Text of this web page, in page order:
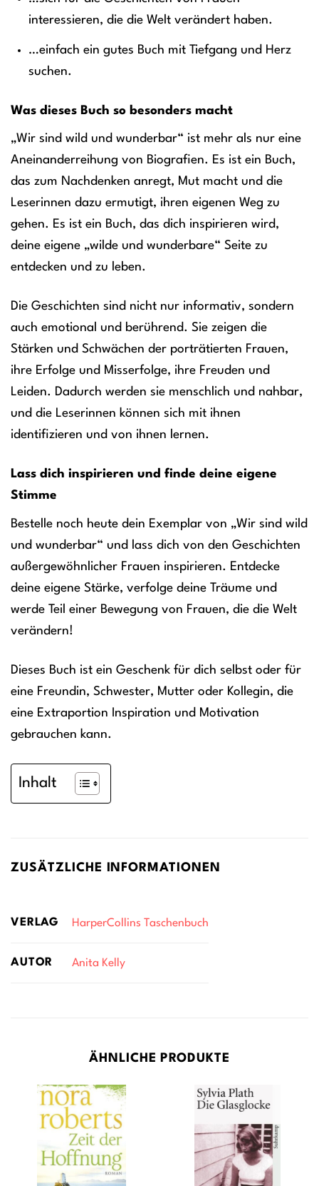
interessieren, die die Welt verändert haben.
…einfach ein gutes Buch mit Tiefgang und Herz
suchen.
Was dieses Buch so besonders macht
„Wir sind wild und wunderbar“ ist mehr als nur eine
Aneinanderreihung von Biografien. Es ist ein Buch,
das zum Nachdenken anregt, Mut macht und die
Leserinnen dazu ermutigt, ihren eigenen Weg zu
gehen. Es ist ein Buch, das dich inspirieren wird,
deine eigene „wilde und wunderbare“ Seite zu
entdecken und zu leben.
Die Geschichten sind nicht nur informativ, sondern
auch emotional und berührend. Sie zeigen die
Stärken und Schwächen der porträtierten Frauen,
ihre Erfolge und Misserfolge, ihre Freuden und
Leiden. Dadurch werden sie menschlich und nahbar,
und die Leserinnen können sich mit ihnen
identifizieren und von ihnen lernen.
Lass dich inspirieren und finde deine eigene
Stimme
Bestelle noch heute dein Exemplar von „Wir sind wild
und wunderbar“ und lass dich von den Geschichten
außergewöhnlicher Frauen inspirieren. Entdecke
deine eigene Stärke, verfolge deine Träume und
werde Teil einer Bewegung von Frauen, die die Welt
verändern!
Dieses Buch ist ein Geschenk für dich selbst oder für
eine Freundin, Schwester, Mutter oder Kollegin, die
eine Extraportion Inspiration und Motivation
gebrauchen kann.
Inhalt
ZUSÄTZLICHE INFORMATIONEN
VERLAG HarperCollins Taschenbuch
AUTOR Anita Kelly
ÄHNLICHE PRODUKTE